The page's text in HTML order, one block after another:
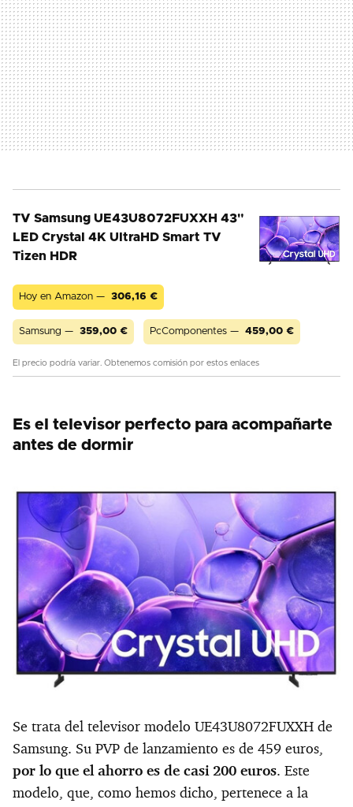
TV Samsung UE43U8072FUXXH 43"
LED Crystal 4K UltraHD Smart TV
Tizen HDR
Hoy en Amazon — 306,16 €
Samsung — 359,00 € PcComponentes — 459,00 €
El precio podría variar. Obtenemos comisión por estos enlaces
Es el televisor perfecto para acompañarte
antes de dormir
Se trata del televisor modelo UE43U8072FUXXH de
Samsung. Su PVP de lanzamiento es de 459 euros,
por lo que el ahorro es de casi 200 euros. Este
modelo, que, como hemos dicho, pertenece a la